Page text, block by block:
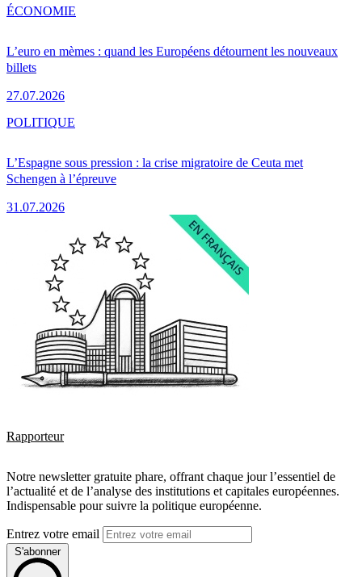
L’euro en mèmes : quand les Européens détournent les nouveaux
billets
27.07.2026
ÉCONOMIE
L’Espagne sous pression : la crise migratoire de Ceuta met
Schengen à l’épreuve
31.07.2026
POLITIQUE
Rapporteur
Notre newsletter gratuite phare, offrant chaque jour l’essentiel de
l’actualité et de l’analyse des institutions et capitales européennes.
Indispensable pour suivre la politique européenne.
Entrez votre email
S'abonner